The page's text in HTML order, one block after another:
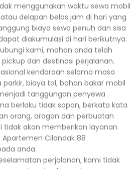
menggunakan waktu sewa mobil
delapan belas jam di hari yang
biaya sewa penuh dan sisa
diakumulasi di hari berikutnya.
kami, mohon anda telah
dan destinasi perjalanan.
kendaraan selama masa
parkir, biaya tol, bahan bakar mobil
tanggungan penyewa .
berlaku tidak sopan, berkata kata
orang, arogan dan perbuatan
tidak akan memberikan layanan
Apartemen Cilandak 88
anda.
perjalanan, kami tidak